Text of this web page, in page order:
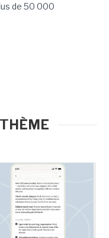
de 50 000